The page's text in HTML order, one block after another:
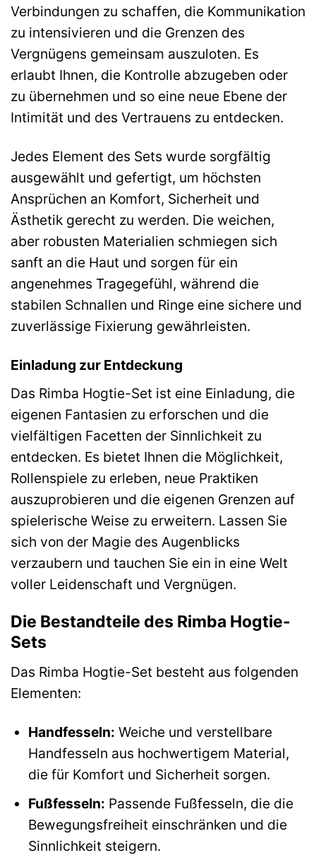
Verbindungen zu schaffen, die Kommunikation
zu intensivieren und die Grenzen des
Vergnügens gemeinsam auszuloten. Es
erlaubt Ihnen, die Kontrolle abzugeben oder
zu übernehmen und so eine neue Ebene der
Intimität und des Vertrauens zu entdecken.
Jedes Element des Sets wurde sorgfältig
ausgewählt und gefertigt, um höchsten
Ansprüchen an Komfort, Sicherheit und
Ästhetik gerecht zu werden. Die weichen,
aber robusten Materialien schmiegen sich
sanft an die Haut und sorgen für ein
angenehmes Tragegefühl, während die
stabilen Schnallen und Ringe eine sichere und
zuverlässige Fixierung gewährleisten.
Einladung zur Entdeckung
Das Rimba Hogtie-Set ist eine Einladung, die
eigenen Fantasien zu erforschen und die
vielfältigen Facetten der Sinnlichkeit zu
entdecken. Es bietet Ihnen die Möglichkeit,
Rollenspiele zu erleben, neue Praktiken
auszuprobieren und die eigenen Grenzen auf
spielerische Weise zu erweitern. Lassen Sie
sich von der Magie des Augenblicks
verzaubern und tauchen Sie ein in eine Welt
voller Leidenschaft und Vergnügen.
Die Bestandteile des Rimba Hogtie-
Sets
Das Rimba Hogtie-Set besteht aus folgenden
Elementen:
Handfesseln: Weiche und verstellbare
Handfesseln aus hochwertigem Material,
die für Komfort und Sicherheit sorgen.
Fußfesseln: Passende Fußfesseln, die die
Bewegungsfreiheit einschränken und die
Sinnlichkeit steigern.